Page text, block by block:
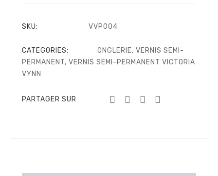
SKU: VVP004
CATEGORIES: ONGLERIE, VERNIS SEMI-
PERMANENT, VERNIS SEMI-PERMANENT VICTORIA
VYNN
PARTAGER SUR